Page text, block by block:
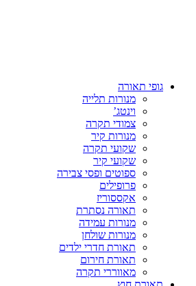
גופי תאורה
מנורות תלייה
וינטג’
צמודי תקרה
מנורות קיר
שקועי תקרה
שקועי קיר
ספוטים ופסי צבירה
פרופילים
אקססוריז
תאורה נסתרת
מנורות עמידה
מנורות שולחן
תאורת חדרי ילדים
תאורת חירום
מאווררי תקרה